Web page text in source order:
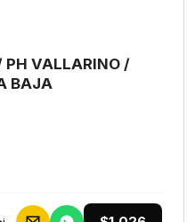
PH VALLARINO /
BAJA